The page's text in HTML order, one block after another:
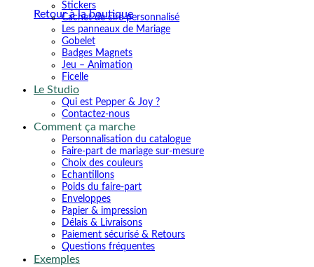
Retour à la boutique
Stickers
Cachet de cire personnalisé
Les panneaux de Mariage
Gobelet
Badges Magnets
Jeu – Animation
Ficelle
Le Studio
Qui est Pepper & Joy ?
Contactez-nous
Comment ça marche
Personnalisation du catalogue
Faire-part de mariage sur-mesure
Choix des couleurs
Echantillons
Poids du faire-part
Enveloppes
Papier & impression
Délais & Livraisons
Paiement sécurisé & Retours
Questions fréquentes
Exemples